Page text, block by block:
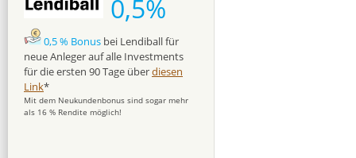
0,5%
0,5 % Bonus bei Lendiball für
neue Anleger auf alle Investments
für die ersten 90 Tage überdiesen
Link*
Mit dem Neukundenbonus sind sogar mehr
als 16 % Rendite möglich!